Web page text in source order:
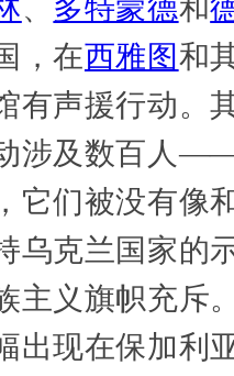
、 多特蒙德和
，在西雅图和
有声援行动。
涉及数百人
它们被没有像
乌克兰国家的
主义旗帜充斥
出现在保加利